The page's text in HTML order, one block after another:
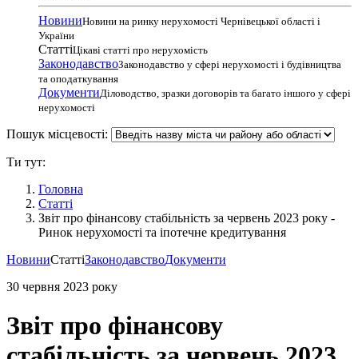
НовиниНовини на ринку нерухомості Чернівецької області і
України
СтаттіЦікаві статті про нерухомість
ЗаконодавствоЗаконодавство у сфері нерухомості і будівництва
та оподаткування
ДокументиДіловодство, зразки договорів та багато іншого у сфері
нерухомості
Пошук місцевості:
Ти тут:
Головна
Статті
Звіт про фінансову стабільність за червень 2023 року -
Ринок нерухомості та іпотечне кредитування
НовиниСтаттіЗаконодавствоДокументи
30 червня 2023 року
Звіт про фінансову